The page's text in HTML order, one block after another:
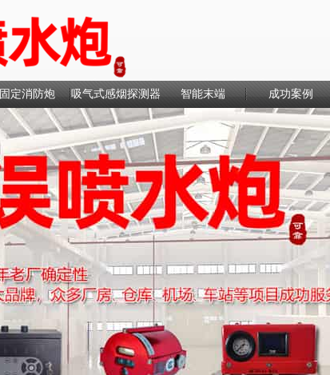
固定消防炮 吸气式感烟探测器 智能末端 成功案例